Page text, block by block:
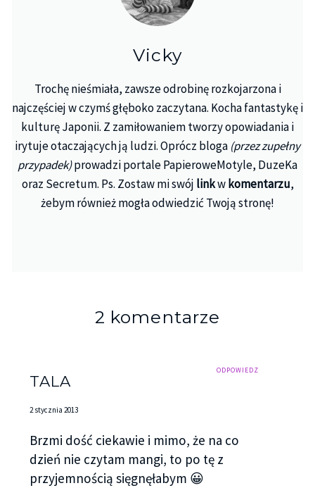
Vicky
Trochę nieśmiała, zawsze odrobinę rozkojarzona i
najczęściej w czymś głęboko zaczytana. Kocha fantastykę i
kulturę Japonii. Z zamiłowaniem tworzy opowiadania i
irytuje otaczających ją ludzi. Oprócz bloga (przez zupełny
przypadek)prowadzi portale PapieroweMotyle, DuzeKa
oraz Secretum. Ps. Zostaw mi swój linkwkomentarzu,
żebym również mogła odwiedzić Twoją stronę!
2 komentarze
ODPOWIEDZ
TALA
2 stycznia 2013
Brzmi dość ciekawie i mimo, że na co
dzień nie czytam mangi, to po tę z
przyjemnością sięgnęłabym 😀